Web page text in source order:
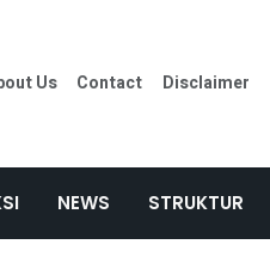
Us Contact Disclaimer
NEWS STRUKTUR